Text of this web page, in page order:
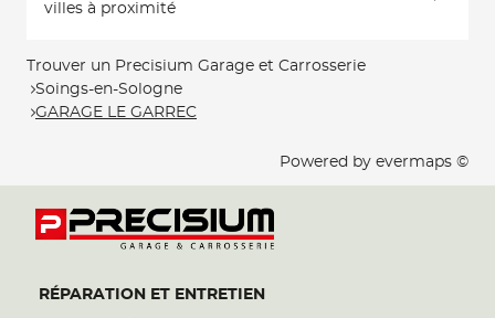
villes à proximité
Trouver un Precisium Garage et Carrosserie
Soings-en-Sologne
GARAGE LE GARREC
Powered by evermaps ©
RÉPARATION ET ENTRETIEN